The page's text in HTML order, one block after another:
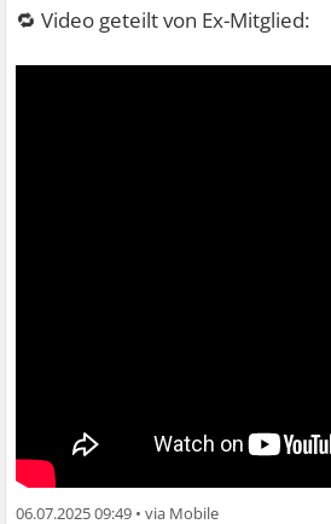
🔁 Video geteilt von Ex-Mitglied:
06.07.2025 09:49 •